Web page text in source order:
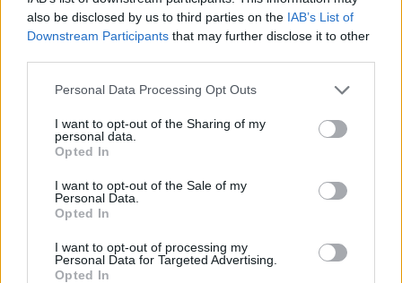
also be disclosed by us to third parties on the IAB’s List of
Downstream Participants that may further disclose it to other
Please note that this website/app uses one or more Google
not limited to your visit or usage behaviour. You may click to
grant or deny consent to Google and its third-party tags to
use your data for below specified purposes in below Google
consent section.
Personal Data Processing Opt Outs
I want to opt-out of the Sharing of my
personal data.
Opted In
I want to opt-out of the Sale of my
Personal Data.
Opted In
I want to opt-out of processing my
Personal Data for Targeted Advertising.
Opted In
A GS már a TikTokon is vár
Hírek, érdekességek, tippek, ajánlók, unboxing,
hardveres videók, minden, ami 1-2 percbe belefér.
Kövess minket TikTokon is!
Megnézem